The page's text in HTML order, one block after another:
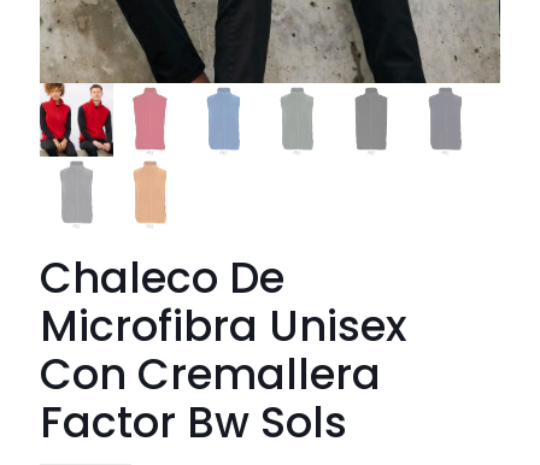
Chaleco De
Microfibra Unisex
Con Cremallera
Factor Bw Sols